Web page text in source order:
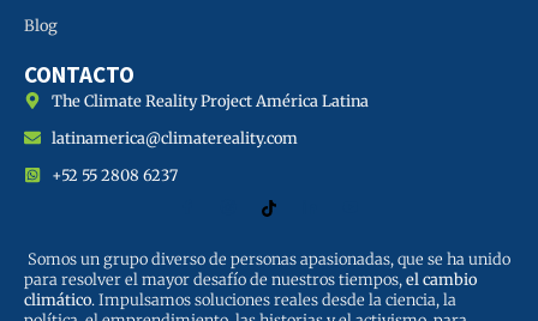
Blog
CONTACTO
The Climate Reality Project América Latina
latinamerica@climatereality.com
+52 55 2808 6237
Somos un grupo diverso de personas apasionadas, que se ha unido
para resolver el mayor desafío de nuestros tiempos,el cambio
climático. Impulsamos soluciones reales desde la ciencia, la